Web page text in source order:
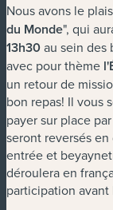
Nous avons le
du Monde", qui
13h30au sein des
avec pour thème
un retour de
bon repas! Il vous
payer sur place
seront reversés
entrée et
déroulera en
participation avant